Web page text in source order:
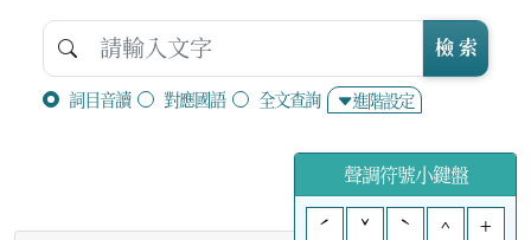
詞目音讀 對應國語 全文查詢 進階設定
檢 索
聲調符號小鍵盤
ˊ
ˇ ˋ ^ +